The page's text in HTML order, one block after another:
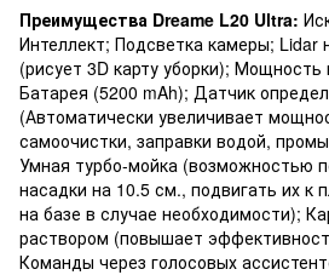
Преимущества Dreame L20 Ultra:
Интеллект; Подсветка камеры; Lidar
(рисует 3D карту уборки);
Батарея (5200 mAh); Датчик
(Автоматически увеличивает
самоочистки, заправки водой,
Умная турбо-мойка (возможностью
насадки на 10.5 см., подвигать их к
на базе в случае необходимости);
раствором (повышает
Команды через голосовых